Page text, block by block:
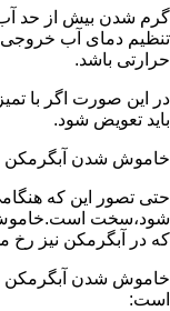
گرم شدن بیش از حد
تنظیم دمای آب خروجی
حرارتی باشد.
در این صورت اگر با
باید تعویض شود.
خاموش شدن آبگرمکن
حتی تصور این که
شود،سخت
که در آبگرمکن نیز رخ
خاموش شدن آبگرمکن
است: